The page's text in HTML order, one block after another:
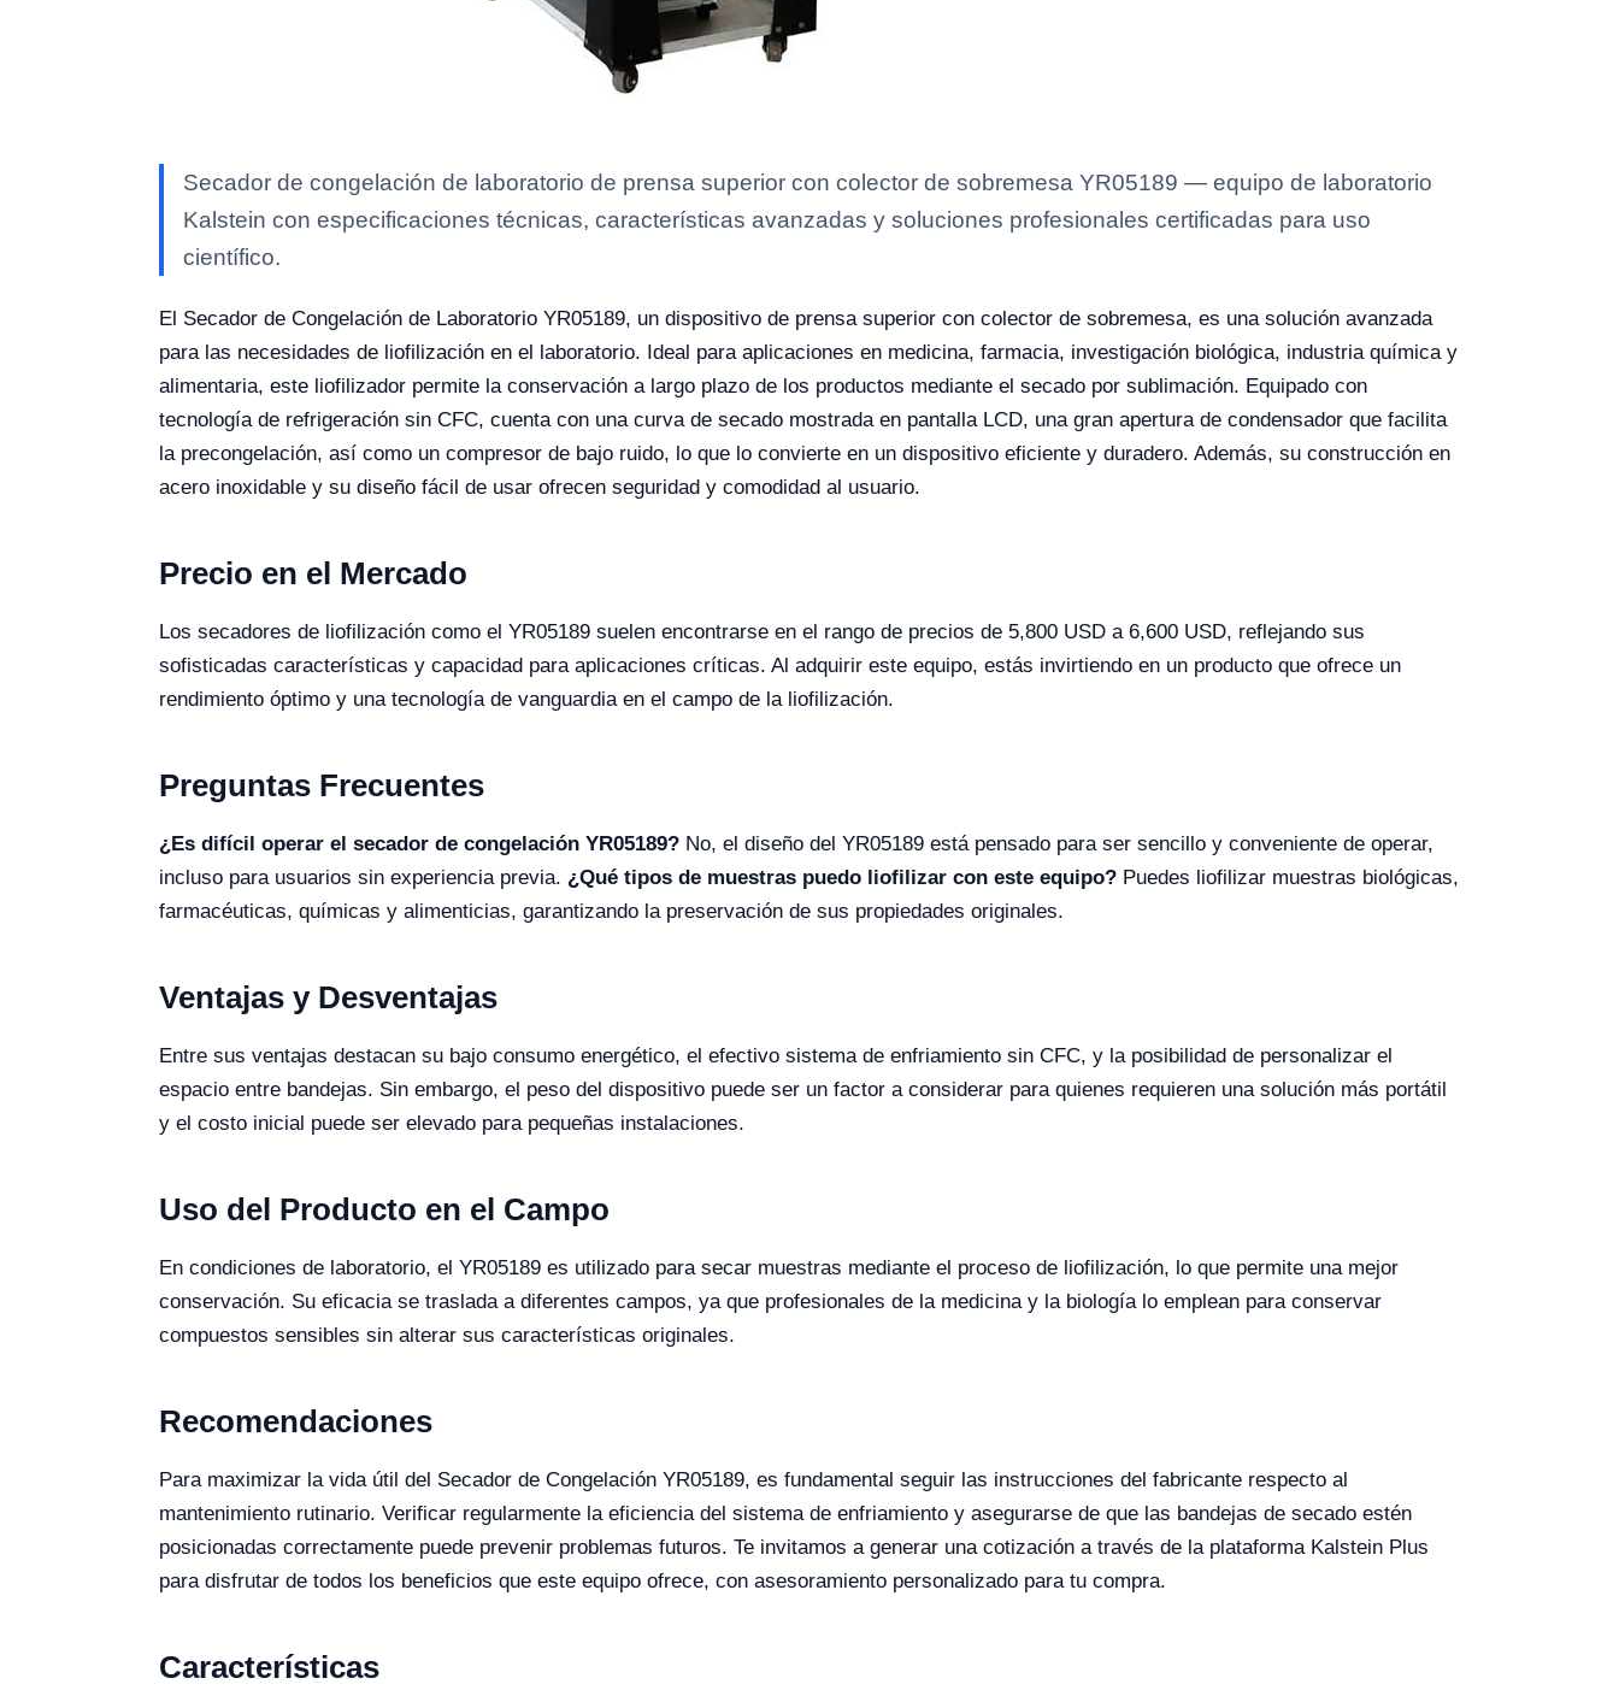
Secador de congelación de laboratorio de prensa superior con colector de sobremesa YR05189 — equipo de laboratorio
Kalstein con especificaciones técnicas, características avanzadas y soluciones profesionales certificadas para uso
científico.
El Secador de Congelación de Laboratorio YR05189, un dispositivo de prensa superior con colector de sobremesa, es una solución avanzada
para las necesidades de liofilización en el laboratorio. Ideal para aplicaciones en medicina, farmacia, investigación biológica, industria química y
alimentaria, este liofilizador permite la conservación a largo plazo de los productos mediante el secado por sublimación. Equipado con
tecnología de refrigeración sin CFC, cuenta con una curva de secado mostrada en pantalla LCD, una gran apertura de condensador que facilita
la precongelación, así como un compresor de bajo ruido, lo que lo convierte en un dispositivo eficiente y duradero. Además, su construcción en
acero inoxidable y su diseño fácil de usar ofrecen seguridad y comodidad al usuario.
Precio en el Mercado
Los secadores de liofilización como el YR05189 suelen encontrarse en el rango de precios de 5,800 USD a 6,600 USD, reflejando sus
sofisticadas características y capacidad para aplicaciones críticas. Al adquirir este equipo, estás invirtiendo en un producto que ofrece un
rendimiento óptimo y una tecnología de vanguardia en el campo de la liofilización.
Preguntas Frecuentes
¿Es difícil operar el secador de congelación YR05189? No, el diseño del YR05189 está pensado para ser sencillo y conveniente de operar,
incluso para usuarios sin experiencia previa. ¿Qué tipos de muestras puedo liofilizar con este equipo? Puedes liofilizar muestras biológicas,
farmacéuticas, químicas y alimenticias, garantizando la preservación de sus propiedades originales.
Ventajas y Desventajas
Entre sus ventajas destacan su bajo consumo energético, el efectivo sistema de enfriamiento sin CFC, y la posibilidad de personalizar el
espacio entre bandejas. Sin embargo, el peso del dispositivo puede ser un factor a considerar para quienes requieren una solución más portátil
y el costo inicial puede ser elevado para pequeñas instalaciones.
Uso del Producto en el Campo
En condiciones de laboratorio, el YR05189 es utilizado para secar muestras mediante el proceso de liofilización, lo que permite una mejor
conservación. Su eficacia se traslada a diferentes campos, ya que profesionales de la medicina y la biología lo emplean para conservar
compuestos sensibles sin alterar sus características originales.
Recomendaciones
Para maximizar la vida útil del Secador de Congelación YR05189, es fundamental seguir las instrucciones del fabricante respecto al
mantenimiento rutinario. Verificar regularmente la eficiencia del sistema de enfriamiento y asegurarse de que las bandejas de secado estén
posicionadas correctamente puede prevenir problemas futuros. Te invitamos a generar una cotización a través de la plataforma Kalstein Plus
para disfrutar de todos los beneficios que este equipo ofrece, con asesoramiento personalizado para tu compra.
Características